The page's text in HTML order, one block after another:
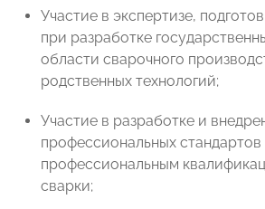
Участие в экспертизе,
при разработке
области сварочного
родственных технологий;
Участие в разработке и
профессиональных
профессиональным
сварки;